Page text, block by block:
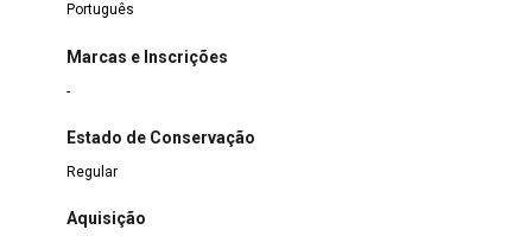
Português
Marcas e Inscrições
-
Estado de Conservação
Regular
Aquisição